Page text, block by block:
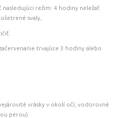
režim: 4 hodiny neležať
svaly,
trvajúce 3 hodiny alebo
vrásky v okolí očí, vodorovné
perou)